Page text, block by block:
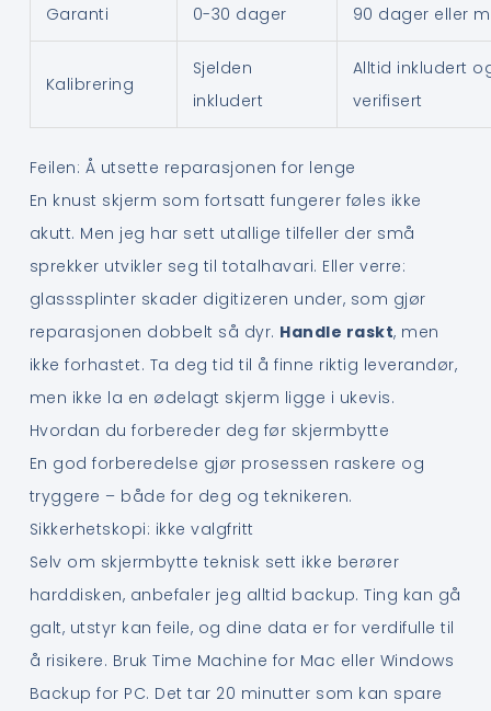
Garanti 0-30 dager 90 dager eller
Kalibrering
Sjelden
inkludert
Alltid inkludert
verifisert
Feilen: Å utsette reparasjonen for lenge
En knust skjerm som fortsatt fungerer føles ikke
akutt. Men jeg har sett utallige tilfeller der små
sprekker utvikler seg til totalhavari. Eller verre:
glasssplinter skader digitizeren under, som gjør
reparasjonen dobbelt så dyr. Handle raskt, men
ikke forhastet. Ta deg tid til å finne riktig leverandør,
men ikke la en ødelagt skjerm ligge i ukevis.
Hvordan du forbereder deg før skjermbytte
En god forberedelse gjør prosessen raskere og
tryggere – både for deg og teknikeren.
Sikkerhetskopi: ikke valgfritt
Selv om skjermbytte teknisk sett ikke berører
harddisken, anbefaler jeg alltid backup. Ting kan gå
galt, utstyr kan feile, og dine data er for verdifulle til
å risikere. Bruk Time Machine for Mac eller Windows
Backup for PC. Det tar 20 minutter som kan spare